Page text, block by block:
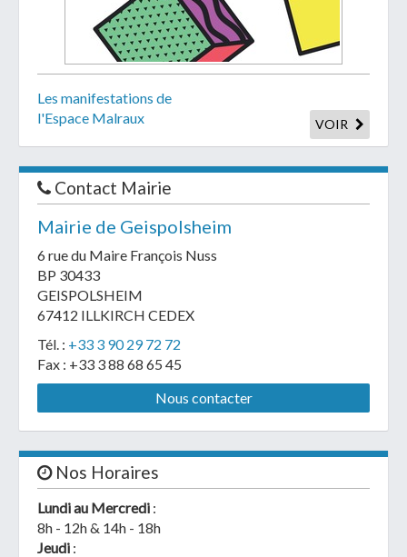
Les manifestations de
l'Espace Malraux
VOIR
Contact Mairie
Mairie de Geispolsheim
6 rue du Maire François Nuss
BP 30433
GEISPOLSHEIM
67412 ILLKIRCH CEDEX
Tél. : +33 3 90 29 72 72
Fax : +33 3 88 68 65 45
Nous contacter
Nos Horaires
Lundi au Mercredi :
8h - 12h & 14h - 18h
Jeudi :